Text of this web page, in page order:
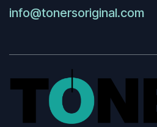
info@tonersoriginal.com